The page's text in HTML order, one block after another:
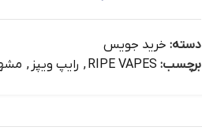
دسته: خرید جویس
برچسب: RIPE VAPES
, رایپ ویپز ,